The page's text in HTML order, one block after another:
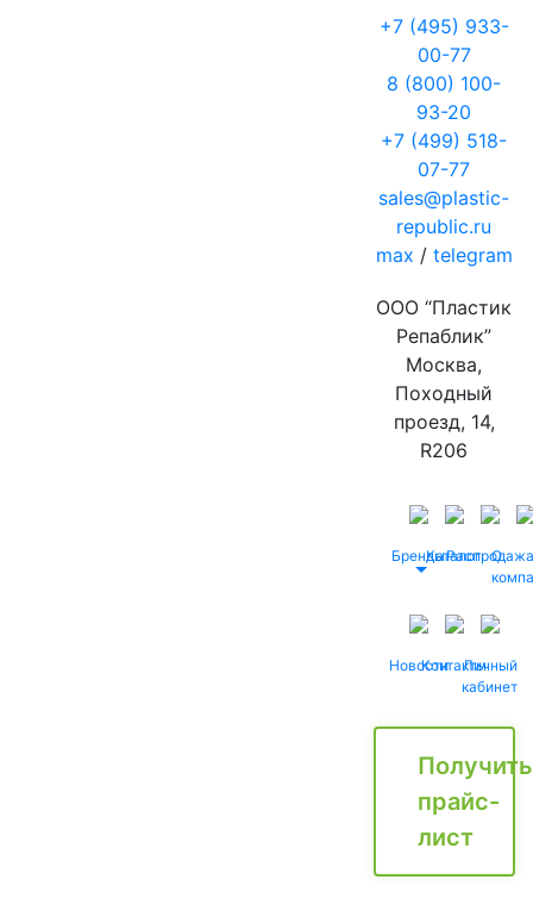
+7 (495) 933-
00-77
8 (800) 100-
93-20
+7 (499) 518-
07-77
sales@plastic-
republic.ru
max / telegram
ООО “Пластик
Репаблик”
Москва,
Походный
проезд, 14,
R206
БрендыКаталог
Распродажа
О
НовостиКонтактыЛичный
кабинет
Получить
прайс-
лист